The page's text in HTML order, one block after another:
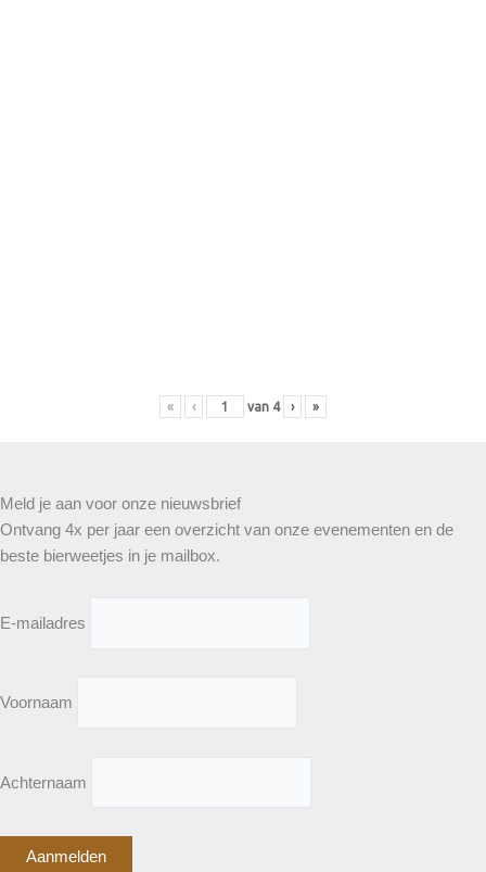
« ‹ van 4 › »
Meld je aan voor onze nieuwsbrief
Ontvang 4x per jaar een overzicht van onze evenementen en de
beste bierweetjes in je mailbox.
E-mailadres
Voornaam
Achternaam